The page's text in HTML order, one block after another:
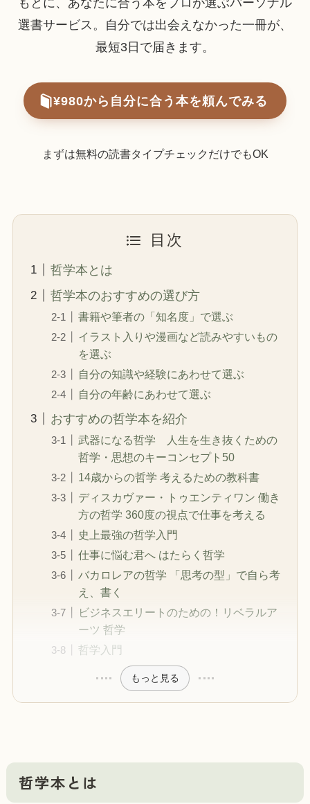
選書サービス。自分では出会えなかった一冊が、
最短3日で届きます。
¥980から自分に合う本を頼んでみる
まずは無料の読書タイプチェックだけでもOK
目次
哲学本とは
哲学本のおすすめの選び方
書籍や筆者の「知名度」で選ぶ
イラスト入りや漫画など読みやすいもの
を選ぶ
自分の知識や経験にあわせて選ぶ
自分の年齢にあわせて選ぶ
おすすめの哲学本を紹介
武器になる哲学 人生を生き抜くための
哲学・思想のキーコンセプト50
14歳からの哲学 考えるための教科書
ディスカヴァー・トゥエンティワン 働き
方の哲学 360度の視点で仕事を考える
史上最強の哲学入門
仕事に悩む君へ はたらく哲学
バカロレアの哲学 「思考の型」で自ら考
え、書く
ビジネスエリートのための！リベラルア
ーツ 哲学
哲学入門
もっと見る
哲学本とは